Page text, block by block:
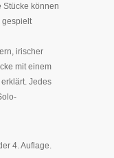
Stücke können
gespielt
irischer
mit einem
Jedes
4. Auflage.